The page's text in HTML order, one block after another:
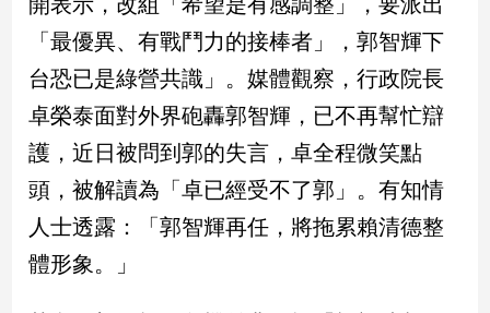
南
台
灣
觀
點
南
台
灣
觀
「最優異、有戰鬥力的接棒者」，郭智輝下
台恐已是綠營共識」。媒體觀察，行政院長
卓榮泰面對外界砲轟郭智輝，已不再幫忙辯
護，近日被問到郭的失言，卓全程微笑點
頭，被解讀為「卓已經受不了郭」。有知情
人士透露：「郭智輝再任，將拖累賴清德整
體形象。」